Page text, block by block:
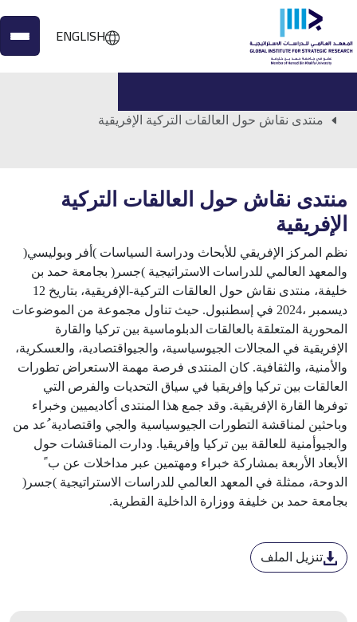
ENGLISH
منتدى نقاش حول العالقات التركية الإفريقية
منتدى نقاش حول العالقات التركية
الإفريقية
نظم المركز الإفريقي للأبحاث ودراسة السياسات )أفر وبوليسي(
والمعهد العالمي للدراسات الاستراتيجية )جسر( بجامعة حمد بن
خليفة، منتدى نقاش حول العالقات التركية-الإفريقية، بتاريخ 12
ديسمبر ،2024 في إسطنبول. حيث تناول مجموعة من الموضوعات
المحورية المتعلقة بالعالقات الدبلوماسية بين تركيا والقارة
الإفريقية في المجالات الجيوسياسية، والجيواقتصادية، والعسكرية،
والأمنية، والثقافية. كان المنتدى فرصة مهمة الاستعراض تطورات
العالقات بين تركيا وإفريقيا في سياق التحديات والفرص التي
توفرها القارة الإفريقية. وقد جمع هذا المنتدى أكاديميين وخبراء
وباحثين لمناقشة التطورات الجيوسياسية والجي واقتصادية ُعد من
والجيوأمنية للعالقة بين تركيا وإفريقيا. ودارت المناقشات حول
الأبعاد الأربعة بمشاركة خبراء ومهتمين عبر مداخلات عن ب ً
الدوحة، ممثلة في المعهد العالمي للدراسات الاستراتيجية )جسر(
بجامعة حمد بن خليفة ووزارة الداخلية القطرية.
تنزيل الملف